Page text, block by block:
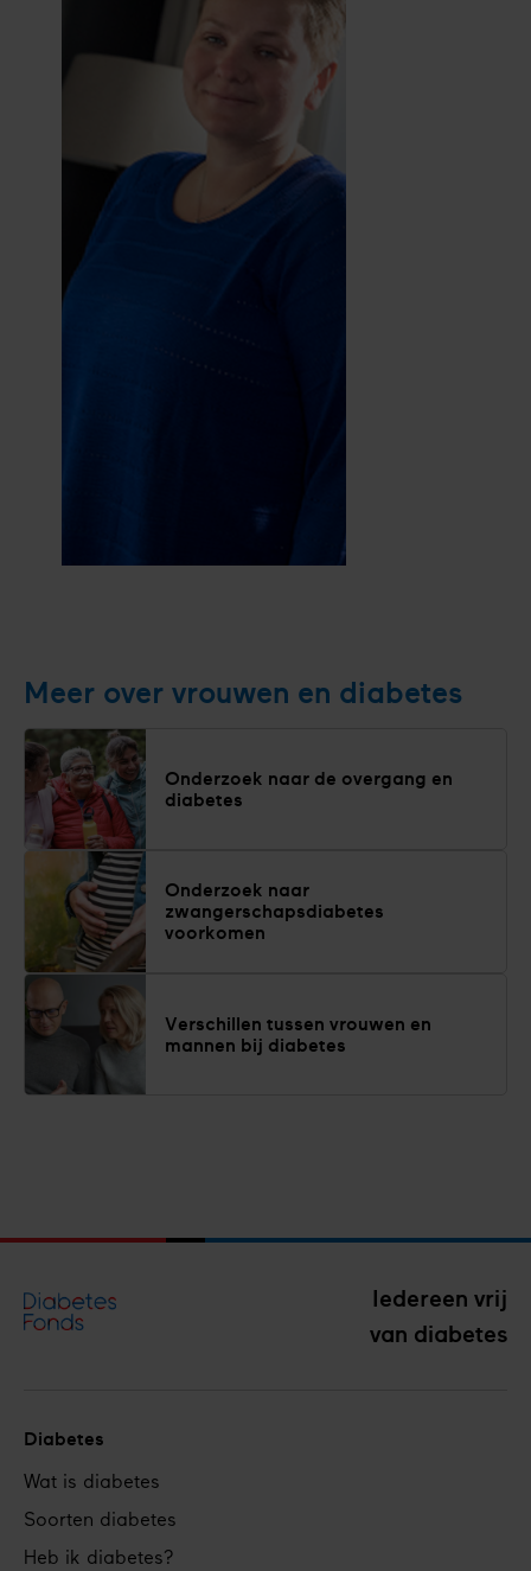
gratis
Meer over vrouwen en diabetes
Onderzoek naar de overgang en
diabetes
Onderzoek naar
zwangerschapsdiabetes
voorkomen
Verschillen tussen vrouwen en
mannen bij diabetes
Iedereen vrij
van diabetes
Footer
navigation
Diabetes
Wat is diabetes
Soorten diabetes
Heb ik diabetes?